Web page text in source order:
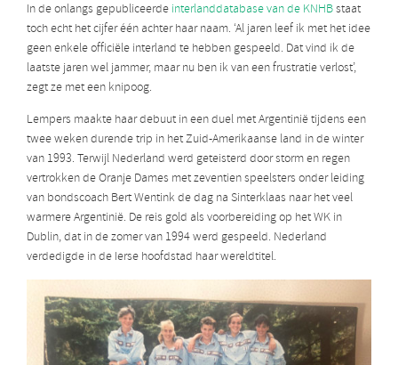
In de onlangs gepubliceerde interlanddatabase van de KNHBstaat
toch echt het cijfer één achter haar naam. ‘Al jaren leef ik met het idee
geen enkele officiële interland te hebben gespeeld. Dat vind ik de
laatste jaren wel jammer, maar nu ben ik van een frustratie verlost’,
zegt ze met een knipoog.
Lempers maakte haar debuut in een duel met Argentinië tijdens een
twee weken durende trip in het Zuid-Amerikaanse land in de winter
van 1993. Terwijl Nederland werd geteisterd door storm en regen
vertrokken de Oranje Dames met zeventien speelsters onder leiding
van bondscoach Bert Wentink de dag na Sinterklaas naar het veel
warmere Argentinië. De reis gold als voorbereiding op het WK in
Dublin, dat in de zomer van 1994 werd gespeeld. Nederland
verdedigde in de Ierse hoofdstad haar wereldtitel.